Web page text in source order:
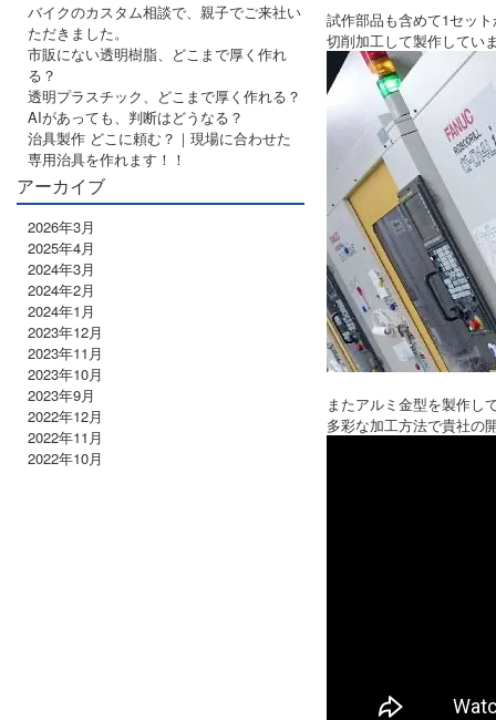
試作部品も含めて1セッ
切削加工して製作してい
またアルミ金型を製作し
多彩な加工方法で貴社の
バイクのカスタム相談で、親子でご来社い
ただきました。
市販にない透明樹脂、どこまで厚く作れ
る？
透明プラスチック、どこまで厚く作れる？
AIがあっても、判断はどうなる？
治具製作 どこに頼む？｜現場に合わせた
専用治具を作れます！！
アーカイブ
2026年3月
2025年4月
2024年3月
2024年2月
2024年1月
2023年12月
2023年11月
2023年10月
2023年9月
2022年12月
2022年11月
2022年10月